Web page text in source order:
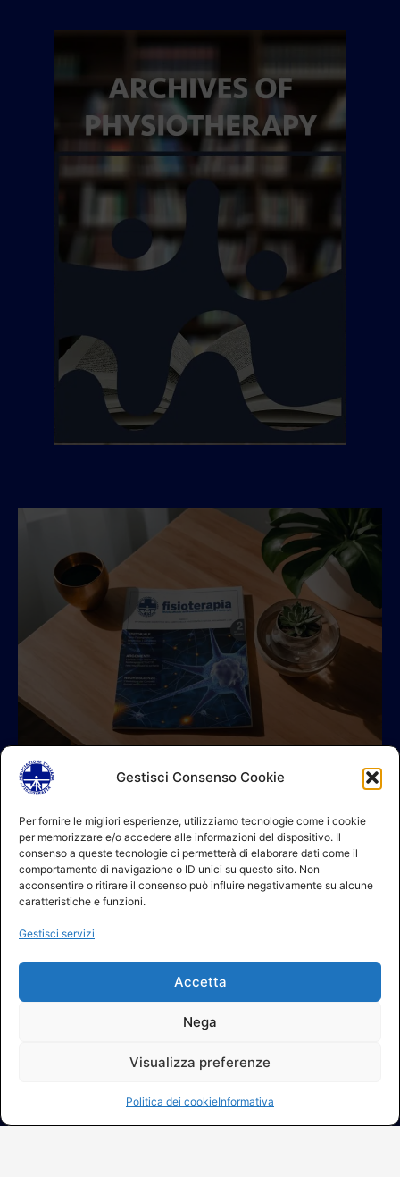
Gestisci Consenso Cookie
Per fornire le migliori esperienze, utilizziamo tecnologie come i cookie
per memorizzare e/o accedere alle informazioni del dispositivo. Il
consenso a queste tecnologie ci permetterà di elaborare dati come il
comportamento di navigazione o ID unici su questo sito. Non
acconsentire o ritirare il consenso può influire negativamente su alcune
caratteristiche e funzioni.
Gestisci servizi
Accetta
Nega
Visualizza preferenze
Politica dei cookieInformativa
Contatti
GDPR Informativa (sito)
GDPR Informativa (soci)
GDPR Informativa (moduli)
NEWSLETTER AIFI
Elenco ufficiale fisioterapisti AIFI